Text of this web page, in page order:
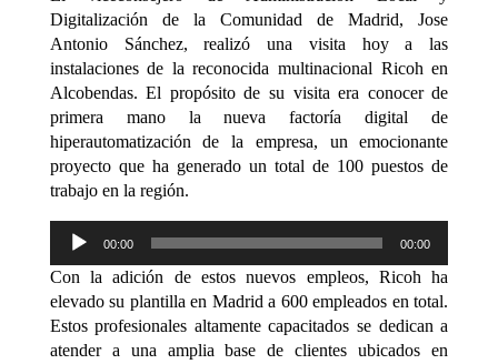
Digitalización de la Comunidad de Madrid, Jose
Antonio Sánchez, realizó una visita hoy a las
instalaciones de la reconocida multinacional Ricoh en
Alcobendas. El propósito de su visita era conocer de
primera mano la nueva factoría digital de
hiperautomatización de la empresa, un emocionante
proyecto que ha generado un total de 100 puestos de
trabajo en la región.
Reproductor
audio
00:00 00:00
Con la adición de estos nuevos empleos, Ricoh ha
elevado su plantilla en Madrid a 600 empleados en total.
Estos profesionales altamente capacitados se dedican a
atender a una amplia base de clientes ubicados en